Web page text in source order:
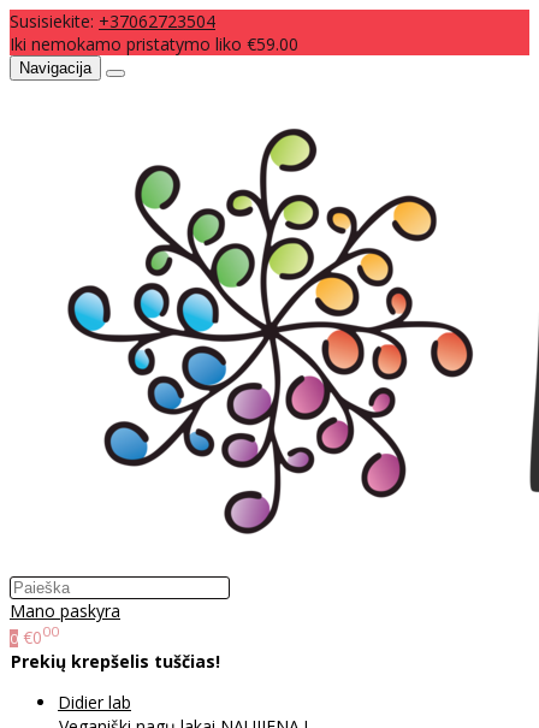
Susisiekite: +37062723504
Iki nemokamo pristatymo liko €59.00
Navigacija
Mano paskyra
0 €000
Prekių krepšelis tuščias!
Didier lab